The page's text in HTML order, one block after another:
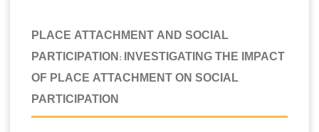
PLACE ATTACHMENT AND SOCIAL
PARTICIPATION: INVESTIGATING THE IMPACT
OF PLACE ATTACHMENT ON SOCIAL
PARTICIPATION